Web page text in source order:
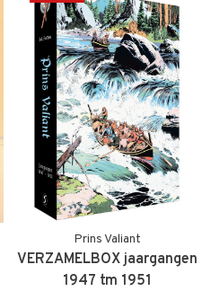
Prins Valiant
VERZAMELBOX jaargangen
1947 tm 1951